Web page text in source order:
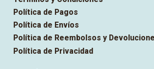
Política de Pagos
Política de Envíos
Política de Reembolsos y
Política de Privacidad